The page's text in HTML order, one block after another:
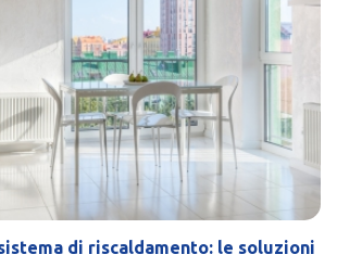
di riscaldamento: le soluzioni